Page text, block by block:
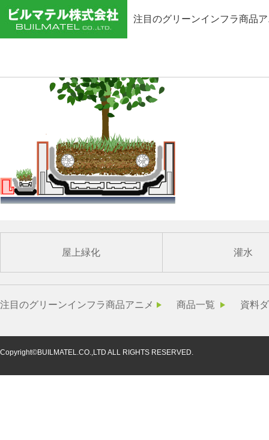
注目のグリーンインフラ商品
屋上緑化 灌水
注目のグリーンインフラ商品アニメ 商品一覧 資料
Copyright©BUILMATEL.CO.,LTD ALL RIGHTS RESERVED.